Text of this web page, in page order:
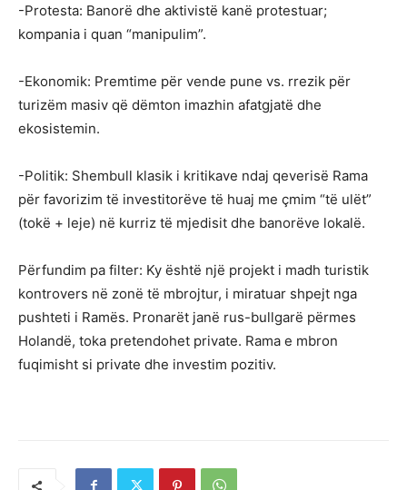
-Protesta: Banorë dhe aktivistë kanë protestuar;
kompania i quan “manipulim”.
-Ekonomik: Premtime për vende pune vs. rrezik për
turizëm masiv që dëmton imazhin afatgjatë dhe
ekosistemin.
-Politik: Shembull klasik i kritikave ndaj qeverisë Rama
për favorizim të investitorëve të huaj me çmim “të ulët”
(tokë + leje) në kurriz të mjedisit dhe banorëve lokalë.
Përfundim pa filter: Ky është një projekt i madh turistik
kontrovers në zonë të mbrojtur, i miratuar shpejt nga
pushteti i Ramës. Pronarët janë rus-bullgarë përmes
Holandë, toka pretendohet private. Rama e mbron
fuqimisht si private dhe investim pozitiv.